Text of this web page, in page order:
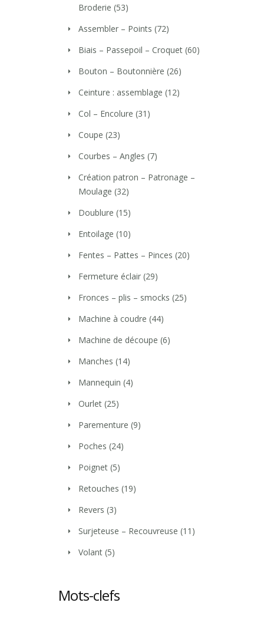
Broderie (53)
Assembler – Points (72)
Biais – Passepoil – Croquet (60)
Bouton – Boutonnière (26)
Ceinture : assemblage (12)
Col – Encolure (31)
Coupe (23)
Courbes – Angles (7)
Création patron – Patronage –
Moulage (32)
Doublure (15)
Entoilage (10)
Fentes – Pattes – Pinces (20)
Fermeture éclair (29)
Fronces – plis – smocks (25)
Machine à coudre (44)
Machine de découpe (6)
Manches (14)
Mannequin (4)
Ourlet (25)
Parementure (9)
Poches (24)
Poignet (5)
Retouches (19)
Revers (3)
Surjeteuse – Recouvreuse (11)
Volant (5)
Mots-clefs